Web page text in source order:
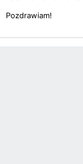
Pozdrawiam!